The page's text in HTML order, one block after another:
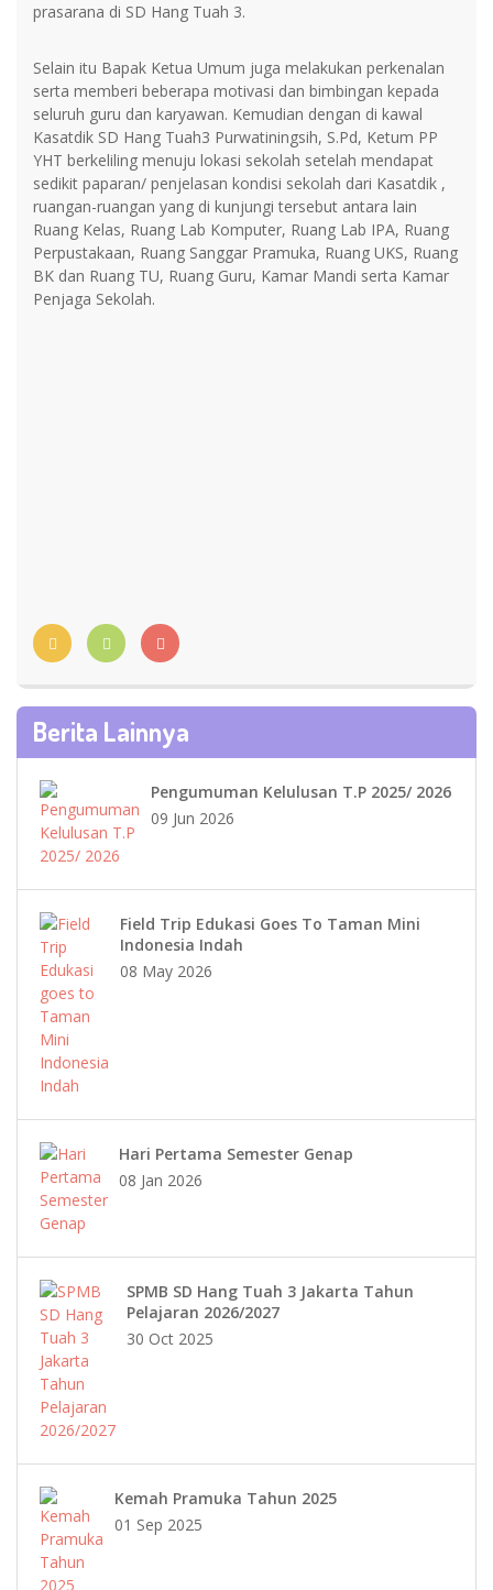
prasarana di SD Hang Tuah 3.
Selain itu Bapak Ketua Umum juga melakukan perkenalan
serta memberi beberapa motivasi dan bimbingan kepada
seluruh guru dan karyawan. Kemudian dengan di kawal
Kasatdik SD Hang Tuah3 Purwatiningsih, S.Pd, Ketum PP
YHT berkeliling menuju lokasi sekolah setelah mendapat
sedikit paparan/ penjelasan kondisi sekolah dari Kasatdik ,
ruangan-ruangan yang di kunjungi tersebut antara lain
Ruang Kelas, Ruang Lab Komputer, Ruang Lab IPA, Ruang
Perpustakaan, Ruang Sanggar Pramuka, Ruang UKS, Ruang
BK dan Ruang TU, Ruang Guru, Kamar Mandi serta Kamar
Penjaga Sekolah.
Berita Lainnya
Pengumuman Kelulusan T.P 2025/ 2026
09 Jun 2026
Field Trip Edukasi Goes To Taman Mini
Indonesia Indah
08 May 2026
Hari Pertama Semester Genap
08 Jan 2026
SPMB SD Hang Tuah 3 Jakarta Tahun
Pelajaran 2026/2027
30 Oct 2025
Kemah Pramuka Tahun 2025
01 Sep 2025